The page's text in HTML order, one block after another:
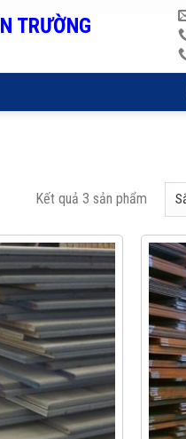
TRƯỜNG
Kết quả 3 sản phẩm